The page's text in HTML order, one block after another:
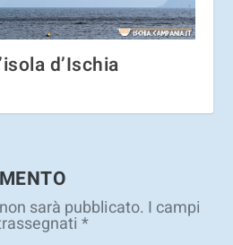
d’Ischia
sarà pubblicato. I campi
*